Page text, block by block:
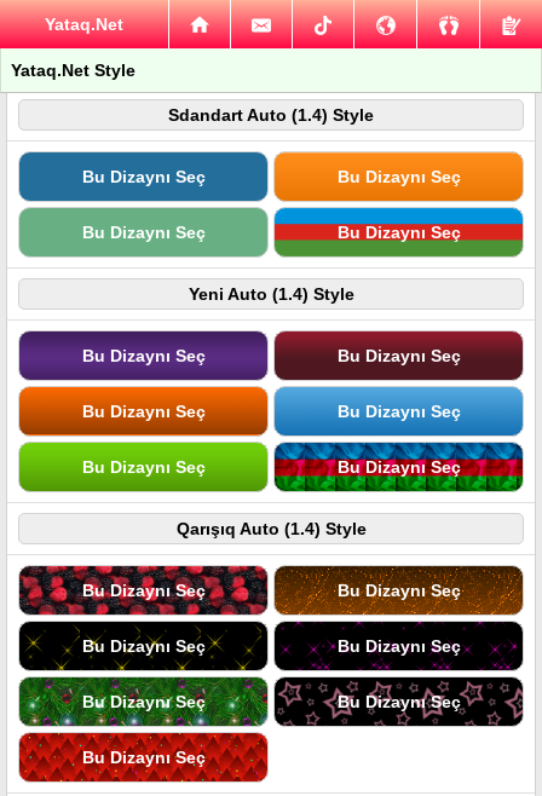
Yataq.Net
Yataq.Net Style
Sdandart Auto (1.4) Style
Bu Dizaynı Seç Bu Dizaynı Seç
Bu Dizaynı Seç Bu Dizaynı Seç
Yeni Auto (1.4) Style
Bu Dizaynı Seç Bu Dizaynı Seç
Bu Dizaynı Seç Bu Dizaynı Seç
Bu Dizaynı Seç Bu Dizaynı Seç
Qarışıq Auto (1.4) Style
Bu Dizaynı Seç Bu Dizaynı Seç
Bu Dizaynı Seç Bu Dizaynı Seç
Bu Dizaynı Seç Bu Dizaynı Seç
Bu Dizaynı Seç